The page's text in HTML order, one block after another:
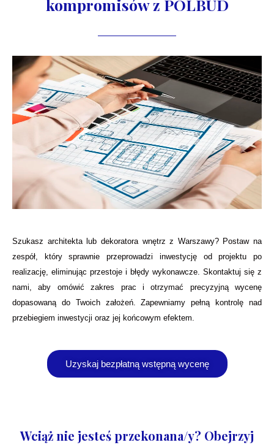
kompromisów z POLBUD
Szukasz architekta lub dekoratora wnętrz z Warszawy? Postaw na
zespół, który sprawnie przeprowadzi inwestycję od projektu po
realizację, eliminując przestoje i błędy wykonawcze. Skontaktuj się z
nami, aby omówić zakres prac i otrzymać precyzyjną wycenę
dopasowaną do Twoich założeń. Zapewniamy pełną kontrolę nad
przebiegiem inwestycji oraz jej końcowym efektem.
Uzyskaj bezpłatną wstępną wycenę
Wciąż nie jesteś przekonana/y? Obejrzyj